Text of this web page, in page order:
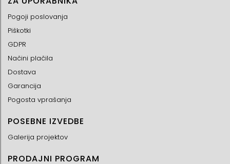
Pogoji poslovanja
Piškotki
GDPR
Načini plačila
Dostava
Garancija
Pogosta vprašanja
POSEBNE IZVEDBE
Galerija projektov
PRODAJNI PROGRAM